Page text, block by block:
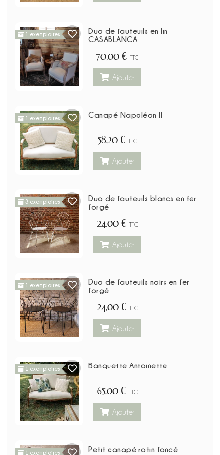
1 exemplaires
Duo de fauteuils en lin
CASABLANCA
70,00 € TTC
Ajouter
1 exemplaires Canapé Napoléon II
58,20 € TTC
Ajouter
3 exemplaires
Duo de fauteuils blancs en fer
forgé
24,00 € TTC
Ajouter
1 exemplaires
Duo de fauteuils noirs en fer
forgé
24,00 € TTC
Ajouter
1 exemplaires Banquette Antoinette
65,00 € TTC
Ajouter
1 exemplaires
Petit canapé rotin foncé